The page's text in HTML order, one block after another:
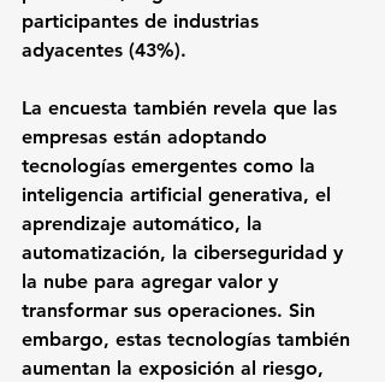
participantes de industrias
adyacentes (43%).
La encuesta también revela que las
empresas están adoptando
tecnologías emergentes como la
inteligencia artificial generativa, el
aprendizaje automático, la
automatización, la ciberseguridad y
la nube para agregar valor y
transformar sus operaciones. Sin
embargo, estas tecnologías también
aumentan la exposición al riesgo,